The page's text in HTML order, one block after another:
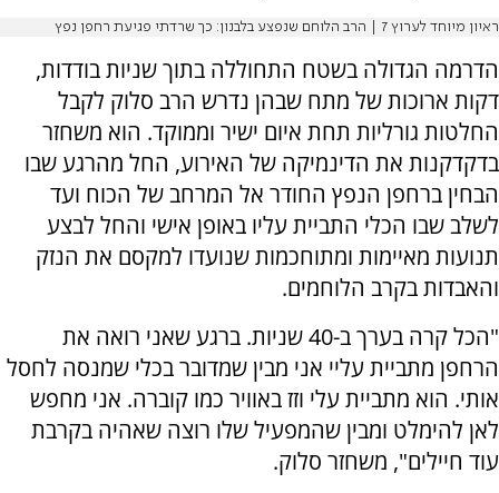
ראיון מיוחד לערוץ 7 | הרב הלוחם שנפצע בלבנון: כך שרדתי פגיעת רחפן נפץ
הדרמה הגדולה בשטח התחוללה בתוך שניות בודדות,
דקות ארוכות של מתח שבהן נדרש הרב סלוק לקבל
החלטות גורליות תחת איום ישיר וממוקד. הוא משחזר
בדקדקנות את הדינמיקה של האירוע, החל מהרגע שבו
הבחין ברחפן הנפץ החודר אל המרחב של הכוח ועד
לשלב שבו הכלי התביית עליו באופן אישי והחל לבצע
תנועות מאיימות ומתוחכמות שנועדו למקסם את הנזק
והאבדות בקרב הלוחמים.
"הכל קרה בערך ב-40 שניות. ברגע שאני רואה את
הרחפן מתביית עליי אני מבין שמדובר בכלי שמנסה לחסל
אותי. הוא מתביית עלי וזז באוויר כמו קוברה. אני מחפש
לאן להימלט ומבין שהמפעיל שלו רוצה שאהיה בקרבת
עוד חיילים", משחזר סלוק.